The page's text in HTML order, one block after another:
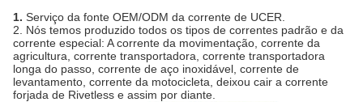
1. Serviço da fonte OEM/ODM da corrente de UCER.
2. Nós temos produzido todos os tipos de correntes padrão e da
corrente especial: A corrente da movimentação, corrente da
agricultura, corrente transportadora, corrente transportadora
longa do passo, corrente de aço inoxidável, corrente de
levantamento, corrente da motocicleta, deixou cair a corrente
forjada de Rivetless e assim por diante.